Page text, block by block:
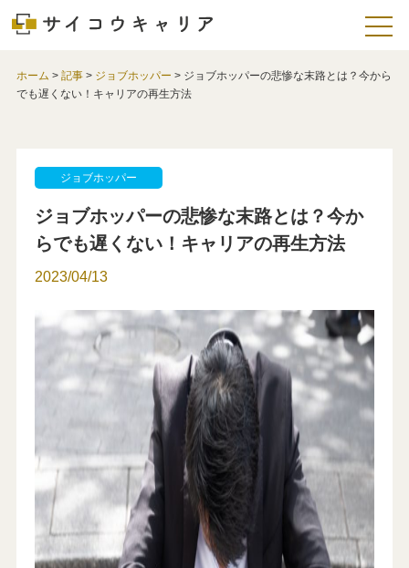
ホーム > 記事> ジョブホッパー > ジョブホッパーの悲惨な末路とは？今から
でも遅くない！キャリアの再生方法
ジョブホッパー
ジョブホッパーの悲惨な末路とは？今か
らでも遅くない！キャリアの再生方法
2023/04/13